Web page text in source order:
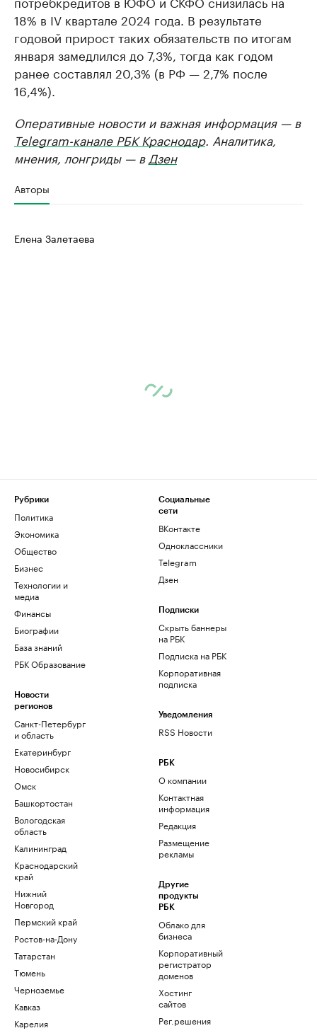
18% в IV квартале 2024 года. В результате
годовой прирост таких обязательств по итогам
января замедлился до 7,3%, тогда как годом
ранее составлял 20,3% (в РФ — 2,7% после
16,4%).
Оперативные новости и важная информация — в
Telegram-канале РБК Краснодар. Аналитика,
мнения, лонгриды — в Дзен
Авторы
Елена Залетаева
Рубрики
Политика
Экономика
Общество
Бизнес
Технологии и
медиа
Финансы
Биографии
База знаний
РБК Образование
Новости
регионов
Санкт-Петербург
и область
Екатеринбург
Новосибирск
Омск
Башкортостан
Вологодская
область
Калининград
Краснодарский
край
Нижний
Новгород
Пермский край
Ростов-на-Дону
Татарстан
Тюмень
Черноземье
Кавказ
Карелия
Социальные
сети
ВКонтакте
Одноклассники
Telegram
Дзен
Подписки
Скрыть баннеры
на РБК
Подписка на РБК
Корпоративная
подписка
Уведомления
RSS Новости
РБК
О компании
Контактная
информация
Редакция
Размещение
рекламы
Другие
продукты
РБК
Облако для
бизнеса
Корпоративный
регистратор
доменов
Хостинг
сайтов
Рег.решения